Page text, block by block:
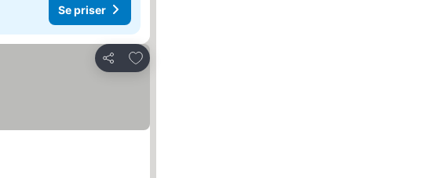
Se priser
Dela
Lägg till i Mina Favoriter